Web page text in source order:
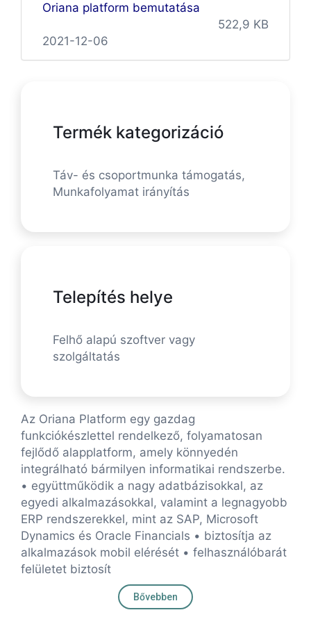
Oriana platform bemutatása
522,9 KB
2021-12-06
Termék kategorizáció
Táv- és csoportmunka támogatás,
Munkafolyamat irányítás
Telepítés helye
Felhő alapú szoftver vagy
szolgáltatás
Az Oriana Platform egy gazdag
funkciókészlettel rendelkező, folyamatosan
fejlődő alapplatform, amely könnyedén
integrálható bármilyen informatikai rendszerbe.
• együttműködik a nagy adatbázisokkal, az
egyedi alkalmazásokkal, valamint a legnagyobb
ERP rendszerekkel, mint az SAP, Microsoft
Dynamics és Oracle Financials • biztosítja az
alkalmazások mobil elérését • felhasználóbarát
felületet biztosít
Bővebben